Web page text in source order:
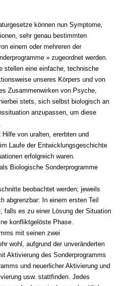
können nun Symptome,
sehr genau bestimmten
einem oder mehreren der
» zugeordnet werden.
stellen eine einfache, technische
unseres Körpers und von
Zusammenwirken von Psyche,
stets, sich selbst biologisch an
anzupassen, um diese
von uralten, ererbten und
Laufe der Entwicklungsgeschichte
erfolgreich waren.
Biologische Sonderprogramme
beobachtet werden; jeweils
abgrenzbar: In einem ersten Teil
falls es zu einer Lösung der Situation
konfliktgelöste Phase.
mit seinen zwei
wohl, aufgrund der unveränderten
Aktivierung des Sonderprogramms
und neuerlicher Aktivierung und
usw. stattfinden. Jedes